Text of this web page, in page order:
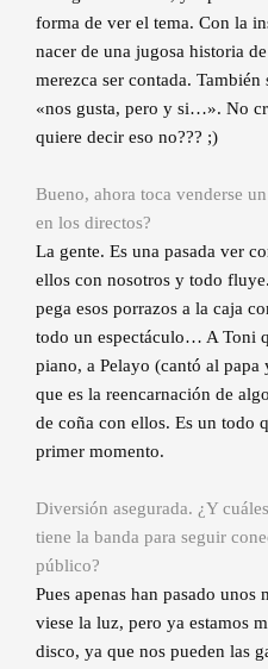
forma de ver el tema. Con la
nacer de una jugosa historia
merezca ser contada.
«nos gusta, pero y si…». No
quiere decir eso no??? ;)
Bueno, ahora toca venderse
en los directos?
La gente. Es una pasada ver
ellos con nosotros y todo
pega esos porrazos a la caja
todo un espectáculo… A Toni
piano, a Pelayo (cantó al papa
que es la reencarnación de
de coña con ellos. Es un todo
primer momento.
Diversión asegurada. ¿Y
tiene la banda para seguir
público?
Pues apenas han pasado unos
viese la luz, pero ya estamos
disco, ya que nos pueden las